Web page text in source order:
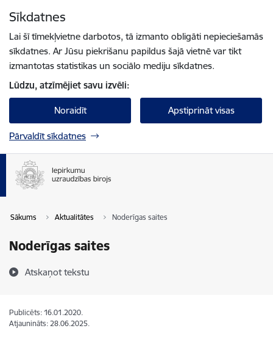
Sīkdatnes
Lai šī tīmekļvietne darbotos, tā izmanto obligāti nepieciešamās
sīkdatnes. Ar Jūsu piekrišanu papildus šajā vietnē var tikt
izmantotas statistikas un sociālo mediju sīkdatnes.
Lūdzu, atzīmējiet savu izvēli:
Noraidīt Apstiprināt visas
Pārvaldīt sīkdatnes
Sākums Aktualitātes Noderīgas saites
Noderīgas saites
Atskaņot tekstu
Publicēts: 16.01.2020.
Atjaunināts: 28.06.2025.